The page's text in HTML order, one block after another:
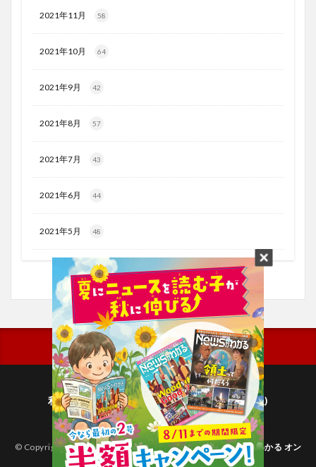
2021年11月 58
2021年10月 64
2021年9月 42
2021年8月 57
2021年7月 43
2021年6月 44
2021年5月 48
利用規約
プライバシーポリシー(毎日新聞出版)
個人情報について(毎日新聞社)
© Copyright 2026子どものためのニュース雑誌「ニュースがわかる オン
ライン」.